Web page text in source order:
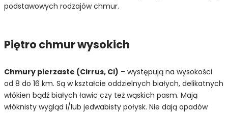
podstawowych rodzajów chmur.
Piętro chmur wysokich
Chmury pierzaste (Cirrus, Ci) – występują na wysokości
od 8 do 16 km. Są w kształcie oddzielnych białych, delikatnych
włókien bądź białych ławic czy też wąskich pasm. Mają
włóknisty wygląd i/lub jedwabisty połysk. Nie dają opadów